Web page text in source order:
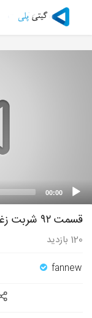
00:00
قسمت ۹۲ شربت زغال اخته
120 بازدید
fannew